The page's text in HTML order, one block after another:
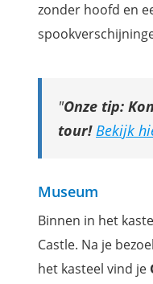
zonder hoofd en
Onze tip:
tour! Bekijk
Museum
Binnen in het
Castle. Na je
het kasteel vind je